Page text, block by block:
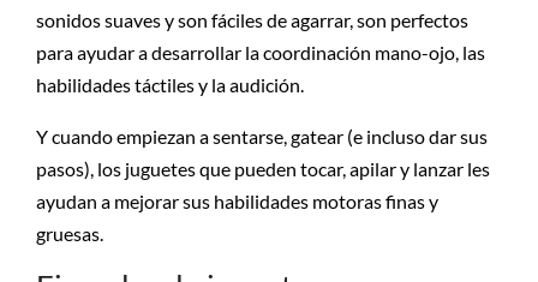
sonidos suaves y son fáciles de agarrar, son perfectos
para ayudar a desarrollar la coordinación mano-ojo, las
habilidades táctiles y la audición.
Y cuando empiezan a sentarse, gatear (e incluso dar sus
pasos), los juguetes que pueden tocar, apilar y lanzar les
ayudan a mejorar sus habilidades motoras finas y
gruesas.